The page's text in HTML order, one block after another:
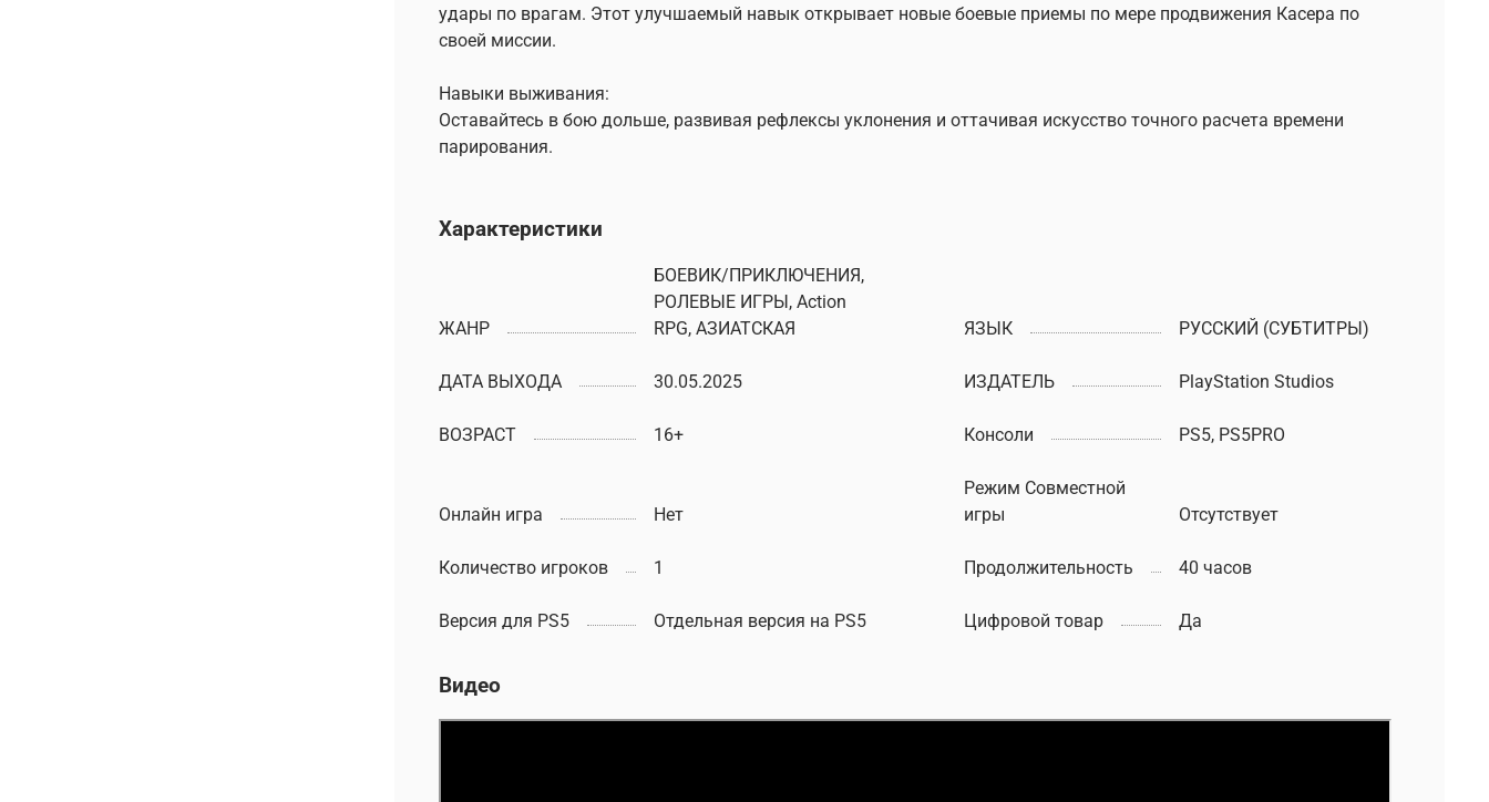
удары по врагам. Этот улучшаемый навык открывает новые боевые приемы по мере продвижения Касера ​​по
своей миссии.
Навыки выживания:
Оставайтесь в бою дольше, развивая рефлексы уклонения и оттачивая искусство точного расчета времени
парирования.
Характеристики
ЖАНР
БОЕВИК/ПРИКЛЮЧЕНИЯ,
РОЛЕВЫЕ ИГРЫ, Action
RPG, АЗИАТСКАЯ
ЯЗЫК РУССКИЙ (СУБТИТРЫ)
ДАТА ВЫХОДА 30.05.2025 ИЗДАТЕЛЬ PlayStation Studios
ВОЗРАСТ 16+ Консоли PS5, PS5PRO
Онлайн игра Нет
Режим Совместной
игры
Отсутствует
Количество игроков 1 Продолжительность 40 часов
Версия для PS5 Отдельная версия на PS5 Цифровой товар Да
Видео